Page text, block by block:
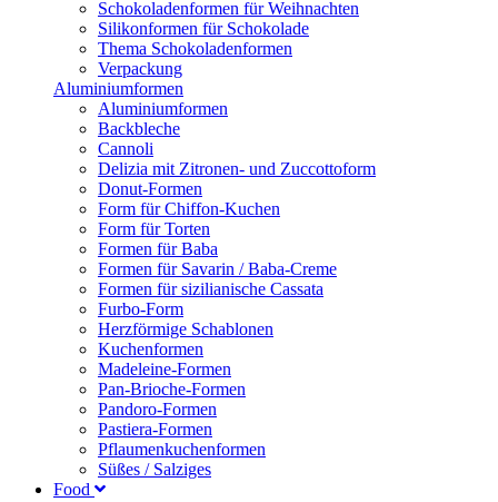
Schokoladenformen für Weihnachten
Silikonformen für Schokolade
Thema Schokoladenformen
Verpackung
Aluminiumformen
Aluminiumformen
Backbleche
Cannoli
Delizia mit Zitronen- und Zuccottoform
Donut-Formen
Form für Chiffon-Kuchen
Form für Torten
Formen für Baba
Formen für Savarin / Baba-Creme
Formen für sizilianische Cassata
Furbo-Form
Herzförmige Schablonen
Kuchenformen
Madeleine-Formen
Pan-Brioche-Formen
Pandoro-Formen
Pastiera-Formen
Pflaumenkuchenformen
Süßes / Salziges
Food